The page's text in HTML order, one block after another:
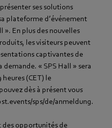
ses solutions
plateforme d’événement
». En plus des nouvelles
les visiteurs peuvent
captivantes de
« SPS Hall » sera
(CET) le
dès à présent vous
sps/de/anmeldung.
des opportunités de